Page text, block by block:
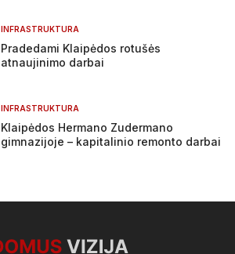
INFRASTRUKTURA
Pradedami Klaipėdos rotušės
atnaujinimo darbai
INFRASTRUKTURA
Klaipėdos Hermano Zudermano
gimnazijoje – kapitalinio remonto darbai